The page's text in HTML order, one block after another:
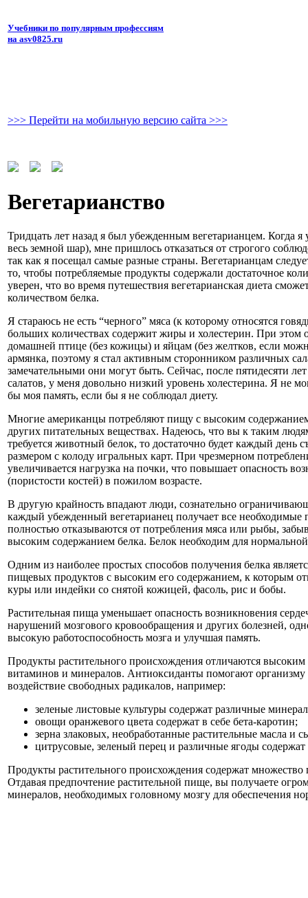
Учебники по популярным профессиям
на asv0825.ru
>>> Перейти на мобильную версию сайта >>>
Вегетарианство
Тридцать лет назад я был убежденным вегетарианцем. Когда
весь земной шар), мне пришлось отказаться от строгого
так как я посещал самые разные страны. Вегетарианцам
то, чтобы потребляемые продукты содержали достаточное
уверен, что во время путешествия вегетарианская диета
количеством белка.
Я стараюсь не есть “черного” мяса (к которому относятся
больших количествах содержит жиры и холестерин. При этом
домашней птице (без кожицы) и яйцам (без желтков, если
армянка, поэтому я стал активным сторонником различных
замечательными они могут быть. Сейчас, после пятидесяти
салатов, у меня довольно низкий уровень холестерина. Я не
бы моя память, если бы я не соблюдал диету.
Многие американцы потребляют пищу с высоким
других питательных веществах. Надеюсь, что вы к таким
требуется животный белок, то достаточно будет каждый день
размером с колоду игральных карт. При чрезмерном
увеличивается нагрузка на почки, что повышает опасность
(пористости костей) в пожилом возрасте.
В другую крайность впадают люди, сознательно
каждый убежденный вегетарианец получает все необходимые
полностью отказываются от потребления мяса или рыбы,
высоким содержанием белка. Белок необходим для
Одним из наиболее простых способов получения белка
пищевых продуктов с высоким его содержанием, к которым
куры или индейки со снятой кожицей, фасоль, рис и бобы.
Растительная пища уменьшает опасность возникновения
нарушений мозгового кровообращения и других болезней,
высокую работоспособность мозга и улучшая память.
Продукты растительного происхождения отличаются
витаминов и минералов. Антиоксиданты помогают организму
воздействие свободных радикалов, например:
зеленые листовые культуры содержат различные
овощи оранжевого цвета содержат в себе бета-каротин;
зерна злаковых, необработанные растительные масла и
цитрусовые, зеленый перец и различные ягоды
Продукты растительного происхождения содержат
Отдавая предпочтение растительной пище, вы получаете
минералов, необходимых головному мозгу для обеспечения